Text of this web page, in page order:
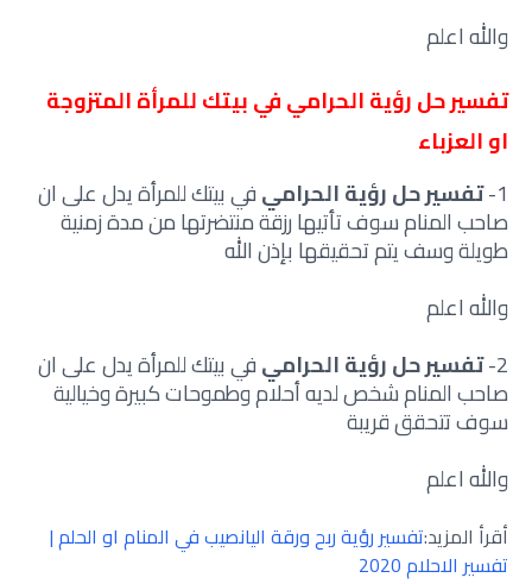
والله اعلم
تفسير حل رؤية الحراميفي بيتك للمرأة المتزوجة
او العزباء
1- تفسير حل رؤية الحراميفي بيتك للمرأة يدل على ان
صاحب المنام سوف تأتيها رزقة منتضرتها من مدة زمنية
طويلة وسف يتم تحقيقها بإذن الله
والله اعلم
2- تفسير حل رؤية الحراميفي بيتك للمرأة يدل على ان
صاحب المنام شخص لديه أحلام وطموحات كبيرة وخيالية
سوف تتحقق قريبة
والله اعلم
أقرأ المزيد:تفسير رؤية ربح ورقة اليانصيب في المنام او الحلم |
تفسير الاحلام 2020